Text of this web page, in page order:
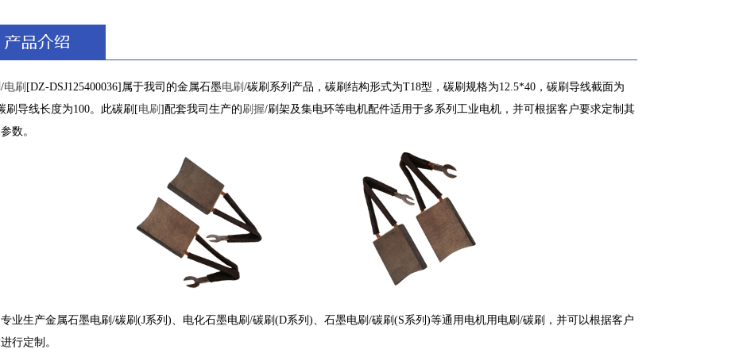
电刷 [DZ-DSJ125400036]属于我司的金属石墨电刷 /碳刷系列产品，碳刷结构形式为T18型，碳刷规格为12.5*40，碳刷导线截面为
刷导线长度为100。此碳刷[电刷 ]配套我司生产的刷握/刷架及集电环等电机配件适用于多系列工业电机，并可根据客户要求定制其
数。
业生产金属石墨电刷/碳刷(J系列)、电化石墨电刷/碳刷(D系列)、石墨电刷/碳刷(S系列)等通用电机用电刷/碳刷，并可以根据客户
行定制。